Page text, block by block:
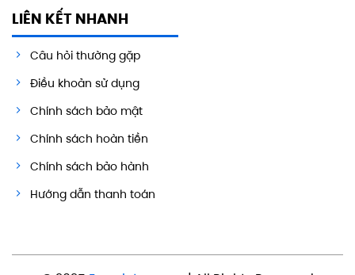
LIÊN KẾT NHANH
Câu hỏi thường gặp
Điều khoản sử dụng
Chính sách bảo mật
Chính sách hoàn tiền
Chính sách bảo hành
Hướng dẫn thanh toán